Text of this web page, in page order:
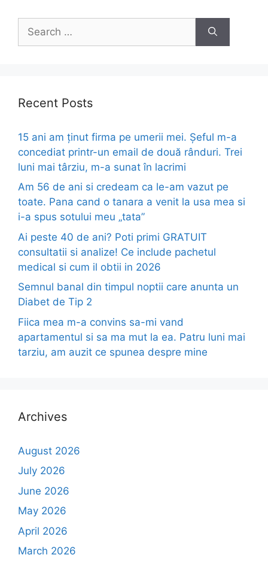
for:
Recent Posts
15 ani am ținut firma pe umerii mei. Șeful m-a
concediat printr-un email de două rânduri. Trei
luni mai târziu, m-a sunat în lacrimi
Am 56 de ani si credeam ca le-am vazut pe
toate. Pana cand o tanara a venit la usa mea si
i-a spus sotului meu „tata”
Ai peste 40 de ani? Poti primi GRATUIT
consultatii si analize! Ce include pachetul
medical si cum il obtii in 2026
Semnul banal din timpul noptii care anunta un
Diabet de Tip 2
Fiica mea m-a convins sa-mi vand
apartamentul si sa ma mut la ea. Patru luni mai
tarziu, am auzit ce spunea despre mine
Archives
August 2026
July 2026
June 2026
May 2026
April 2026
March 2026